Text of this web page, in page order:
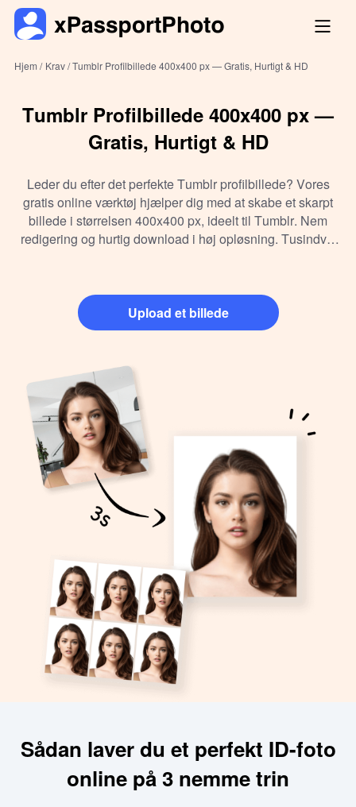
Hjem / Krav /Tumblr Profilbillede 400x400 px — Gratis, Hurtigt & HD
Tumblr Profilbillede 400x400 px —
Gratis, Hurtigt & HD
Leder du efter det perfekte Tumblr profilbillede? Vores
gratis online værktøj hjælper dig med at skabe et skarpt
billede i størrelsen 400x400 px, ideelt til Tumblr. Nem
redigering og hurtig download i høj opløsning. Tusindvis
Upload et billede
Sådan laver du et perfekt ID-foto
online på 3 nemme trin